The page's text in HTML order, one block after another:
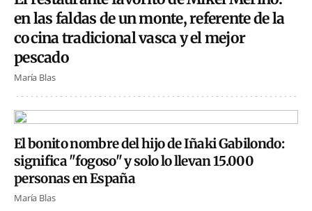
en las faldas de un monte, referente de la
cocina tradicional vasca y el mejor
pescado
María Blas
El bonito nombre del hijo de Iñaki Gabilondo:
significa "fogoso" y solo lo llevan 15.000
personas en España
María Blas